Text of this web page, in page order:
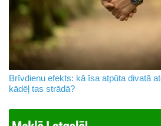
Brīvdienu efekts: kā īsa atpūta divatā
kādēļ tas strādā?